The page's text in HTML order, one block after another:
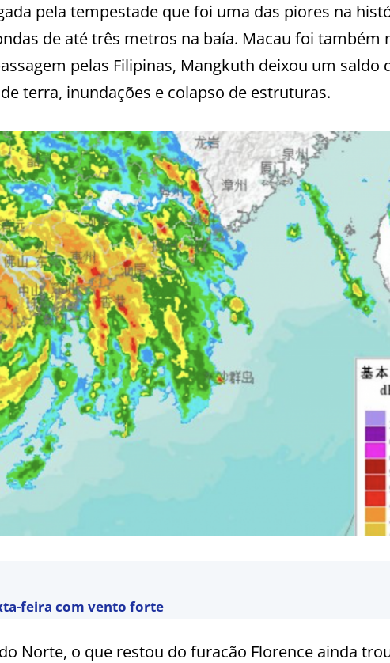
pela tempestade que foi uma das piores na
de até três metros na baía. Macau foi também
pelas Filipinas, Mangkuth deixou um saldo
terra, inundações e colapso de estruturas.
feira com vento forte
Norte, o que restou do furacão Florence ainda